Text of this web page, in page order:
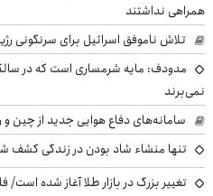
همراهی نداشتند
تلاش ناموفق اسرائیل برای سرنگونی
مدودف: مایه شرمساری است که در
نمی‌برند
سامانه‌های دفاع هوایی جدید از چین و
تنها منشاء شاد بودن در زندگی کشف
تغییر بزرگ در بازار طلا آغاز شده است/